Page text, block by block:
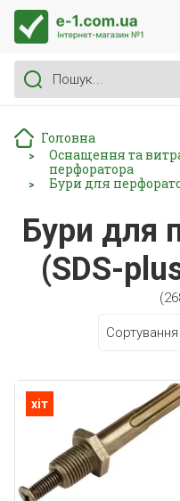
Головна
>
Оснащення та
перфоратора
> Бури для
Бури для
(SDS-
Сортування
хіт